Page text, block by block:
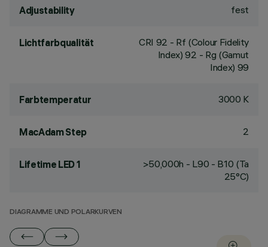
Adjustability fest
Lichtfarbqualität CRI 92 - Rf (Colour Fidelity
Index) 92 - Rg (Gamut
Index) 99
Farbtemperatur 3000 K
MacAdam Step 2
Lifetime LED 1
>50,000h - L90 - B10 (Ta
25°C)
DIAGRAMME UND POLARKURVEN